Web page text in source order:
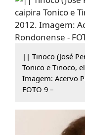
|| Tinoco (José
Tonico e Tinoco,
Imagem: Acervo
FOTO 9 –